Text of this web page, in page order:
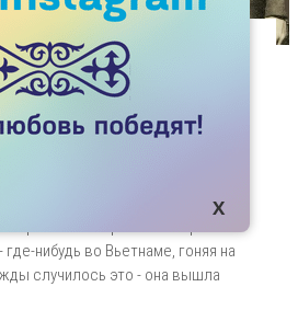
НЕ ВЕРНУЛАСЬ
жизни каждого гея была
раз “Титаник”, болтали до утра
планировали встретить
нибудь во Вьетнаме, гоняя на
случилось это - она вышла